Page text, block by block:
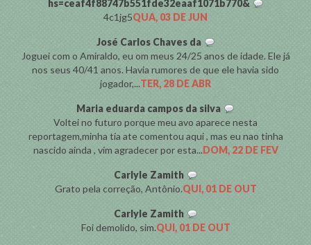
hs=ceaf4f88747b551fde32eaaf1071b770&
4c1jg5QUA, 03 DE JUN
José Carlos Chaves da
Joguei com o Amiraldo, eu om meus 24/25 anos de idade. Ele já
nos seus 40/41 anos. Havia rumores de que ele havia sido
jogador,...TER, 28 DE ABR
Maria eduarda campos da silva
Voltei no futuro porque meu avo aparece nesta
reportagem,minha tia ate comentou aqui , mas eu nao tinha
nascido ainda , vim agradecer por esta...DOM, 22 DE FEV
Carlyle Zamith
Grato pela correção, Antônio.QUI, 01 DE OUT
Carlyle Zamith
Foi demolido, sim.QUI, 01 DE OUT